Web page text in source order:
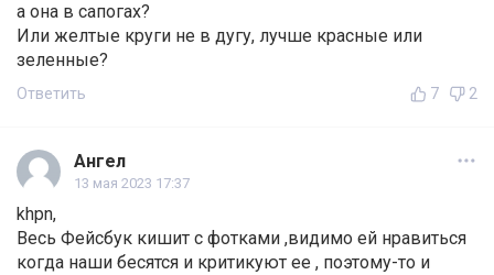
а она в сапогах?
Или желтые круги не в дугу, лучше красные или
зеленные?
Ответить 7 2
Ангел
13 мая 2023 17:37
khpn,
Весь Фейсбук кишит с фотками ,видимо ей нравиться
когда наши бесятся и критикуют ее , поэтому-то и